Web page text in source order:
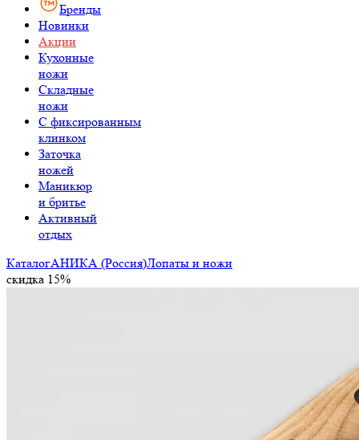
Бренды
Новинки
Акции
Кухонные
ножи
Складные
ножи
C фиксированным
клинком
Заточка
ножей
Маникюр
и бритье
Активный
отдых
КаталогАНИКА (Россия)Лопаты и ножи
скидка 15%